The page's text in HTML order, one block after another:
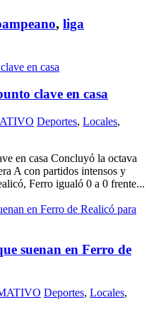
, liga
clave en casa
Deportes, Locales,
en casa Concluyó la octava
A con partidos intensos y
Ferro igualó 0 a 0 frente...
suenan en Ferro de
Deportes, Locales,